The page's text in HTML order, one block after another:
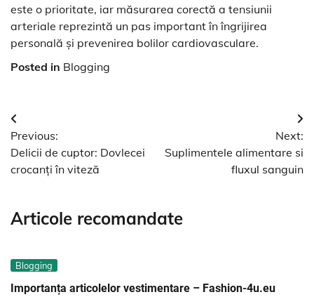
este o prioritate, iar măsurarea corectă a tensiunii
arteriale reprezintă un pas important în îngrijirea
personală și prevenirea bolilor cardiovasculare.
Posted in Blogging
Navigare
în
articole
Previous:
Delicii de cuptor: Dovlecei
crocanți în viteză
Next:
Suplimentele alimentare si
fluxul sanguin
Articole recomandate
Blogging
Importanța articolelor vestimentare – Fashion-4u.eu